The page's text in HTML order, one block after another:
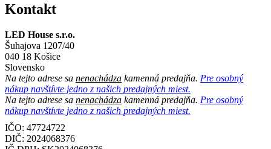
Kontakt
LED House s.r.o.
Šuhajova 1207/40
040 18 Košice
Slovensko
Na tejto adrese sa nenachádza kamenná predajňa. Pre osobný
nákup navštívte jedno z našich predajných miest.
Na tejto adrese sa nenachádza kamenná predajňa. Pre osobný
nákup navštívte jedno z našich predajných miest.
IČO: 47724722
DIČ: 2024068376